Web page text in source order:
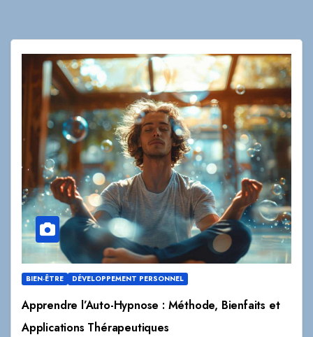
BIEN-ÊTRE DÉVELOPPEMENT PERSONNEL
Apprendre l’Auto-Hypnose : Méthode, Bienfaits et
Applications Thérapeutiques